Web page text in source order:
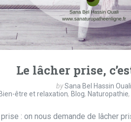
Le lâcher prise,
bySana Bel Hassin Ouali
Bien-être et relaxation, Blog, Naturopathie,
: on nous demande de lâcher